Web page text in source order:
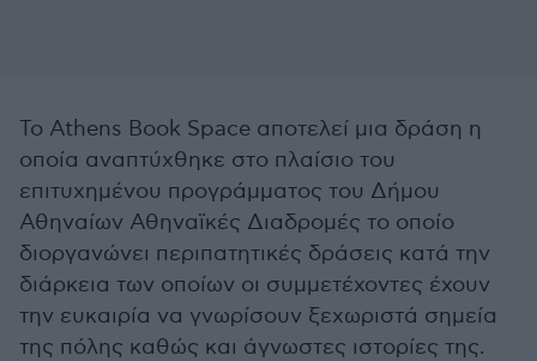
Το Athens Book Space αποτελεί μια δράση η
οποία αναπτύχθηκε στο πλαίσιο του
επιτυχημένου προγράμματος του Δήμου
Αθηναίων Αθηναϊκές Διαδρομές το οποίο
διοργανώνει περιπατητικές δράσεις κατά την
διάρκεια των οποίων οι συμμετέχοντες έχουν
την ευκαιρία να γνωρίσουν ξεχωριστά σημεία
της πόλης καθώς και άγνωστες ιστορίες της.